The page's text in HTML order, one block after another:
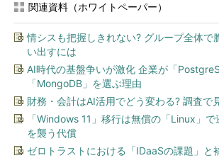
関連資料（ホワイトペーパー）
情シスも把握しきれない? グループ全体で
い出すには
AI時代の基盤争いが激化 企業が「
「MongoDB」を選ぶ理由
財務・会計はAI活用でどう変わる? 調査で
「Windows 11」移行は無償の「Linux」
を襲う代償
ゼロトラストにおける「IDaaSの課題」と